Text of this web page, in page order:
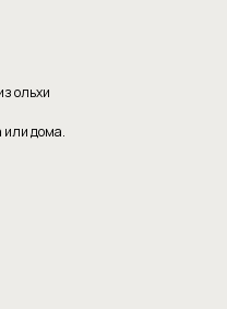
ольхи
или дома.